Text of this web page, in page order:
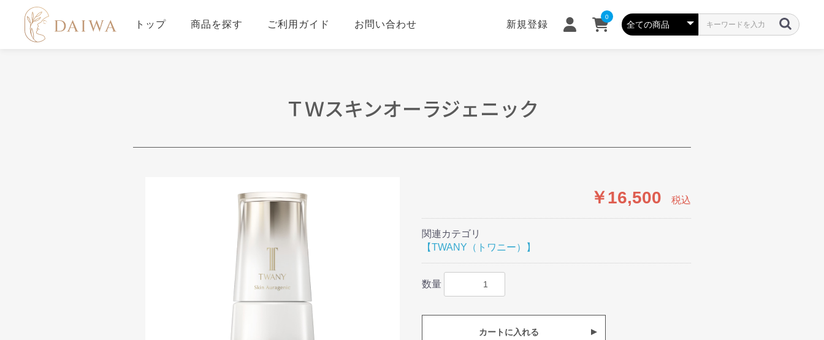
トップ 商品を探す ご利用ガイド お問い合わせ 新規登録
0
ＴＷスキンオーラジェニック
￥16,500 税込
関連カテゴリ
【TWANY（トワニー）】
数量
カートに入れる